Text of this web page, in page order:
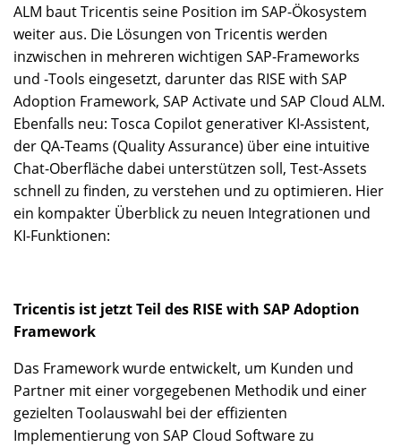
ALM baut Tricentis seine Position im SAP-Ökosystem
weiter aus. Die Lösungen von Tricentis werden
inzwischen in mehreren wichtigen SAP-Frameworks
und -Tools eingesetzt, darunter das RISE with SAP
Adoption Framework, SAP Activate und SAP Cloud ALM.
Ebenfalls neu: Tosca Copilot generativer KI-Assistent,
der QA-Teams (Quality Assurance) über eine intuitive
Chat-Oberfläche dabei unterstützen soll, Test-Assets
schnell zu finden, zu verstehen und zu optimieren. Hier
ein kompakter Überblick zu neuen Integrationen und
KI-Funktionen:
Tricentis ist jetzt Teil des RISE with SAP Adoption
Framework
Das Framework wurde entwickelt, um Kunden und
Partner mit einer vorgegebenen Methodik und einer
gezielten Toolauswahl bei der effizienten
Implementierung von SAP Cloud Software zu